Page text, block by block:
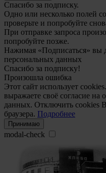
Спасибо за подписку.
Одно или несколько полей
проверьте и попробуйте
При отправке запроса
попробуйте позже.
Нажимая «Подписаться» вы
персональных данных
Спасибо за подписку!
Произошла ошибка
Этот сайт использует
выражаете своё согласие
данных. Отключить cookies
браузера. Подробнее
Принимаю
modal-check